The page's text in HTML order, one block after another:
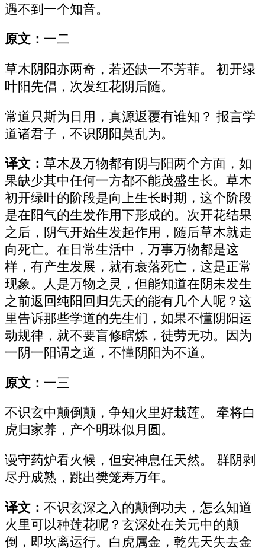
遇不到一个知音。
原文： 一二
草木阴阳亦两奇，若还缺一不芳菲。 初开绿
叶阳先倡，次发红花阴后随。
常道只斯为日用，真源返覆有谁知？ 报言学
道诸君子，不识阴阳莫乱为。
译文： 草木及万物都有阴与阳两个方面，如
果缺少其中任何一方都不能茂盛生长。草木
初开绿叶的阶段是向上生长时期，这个阶段
是在阳气的生发作用下形成的。次开花结果
之后，阴气开始生发起作用，随后草木就走
向死亡。在日常生活中，万事万物都是这
样，有产生发展，就有衰落死亡，这是正常
现象。人是万物之灵，但能知道在阴未发生
之前返回纯阳回归先天的能有几个人呢？这
里告诉那些学道的先生们，如果不懂阴阳运
动规律，就不要盲修瞎炼，徒劳无功。因为
一阴一阳谓之道，不懂阴阳为不道。
原文： 一三
不识玄中颠倒颠，争知火里好栽莲。 牵将白
虎归家养，产个明珠似月圆。
谩守药炉看火候，但安神息任天然。 群阴剥
尽丹成熟，跳出樊笼寿万年。
译文： 不识玄深之入的颠倒功夫，怎么知道
火里可以种莲花呢？玄深处在关元中的颠
倒，即坎离运行。白虎属金，乾先天失去金